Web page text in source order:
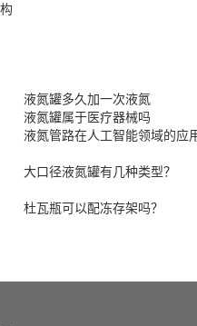
液氮罐多久加一次液氮
液氮罐属于医疗器械吗
液氮管路在人工智能领域的应
大口径液氮罐有几种类型？
杜瓦瓶可以配冻存架吗？